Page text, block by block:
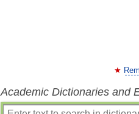
Academic Dictionaries and